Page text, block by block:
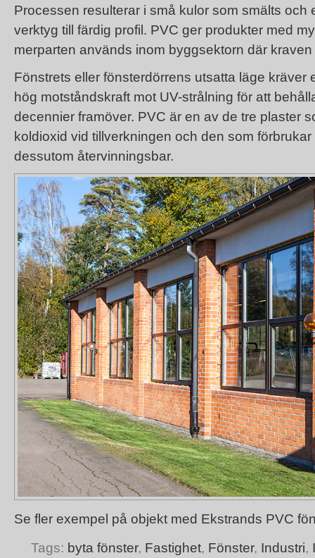
Processen resulterar i små kulor som smälts och
verktyg till färdig profil. PVC ger produkter med
merparten används inom byggsektorn där
Fönstrets eller fönsterdörrens utsatta läge kräver
hög motståndskraft mot UV-strålning för att
decennier framöver. PVC är en av de tre plaster
koldioxid vid tillverkningen och den som
dessutom återvinningsbar.
Se fler exempel på objekt med Ekstrands PVC
Tags: byta fönster, Fastighet, Fönster, Industri,